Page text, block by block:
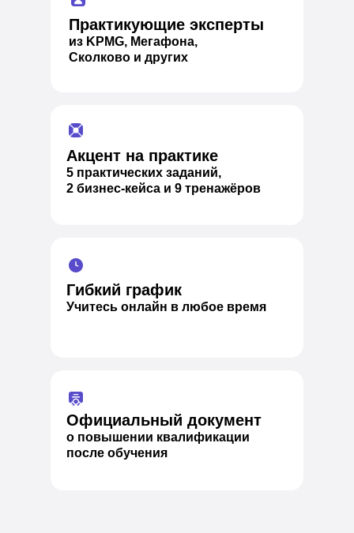
Акцент на практике
5 практических заданий,
2 бизнес-кейса и 9 тренажёров
Практикующие эксперты
из KPMG, Мегафона,
Сколково и других
Официальный документ
о повышении квалификации
после обучения
Гибкий график
Учитесь онлайн в любое время